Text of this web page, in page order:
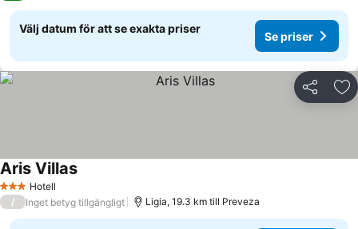
Välj datum för att se exakta priser
Se priser
Dela
3 StjärnorHotell
Aris Villas
/ Inget betyg tillgängligt Ligia, 19.3 km till Preveza